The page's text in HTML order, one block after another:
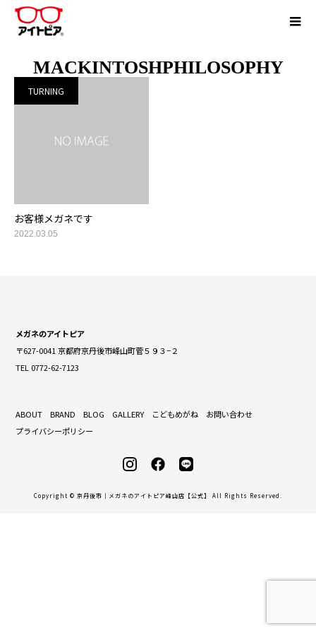
MACKINTOSHPHILOSOPHY
TURNING
お客様メガネです
2022.03.05
メガネのアイトピア
〒627-0041 京都府京丹後市峰山町菅５９３−２
TEL 0772-62-7123
ABOUT BRAND BLOG GALLERY こどもめがね
お問い合わせ
プライバシーポリシー
Copyright © 京丹後市｜メガネのアイトピア峰山店【公式】 All Rights Reserved.